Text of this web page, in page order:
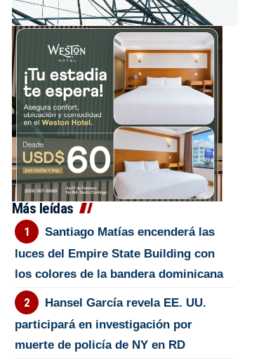
Más leídas
Santiago Matías encenderá las
luces del Empire State Building con
los colores de la bandera dominicana
Hansel García revela EE. UU.
participará en investigación por
muerte de policía de NY en RD